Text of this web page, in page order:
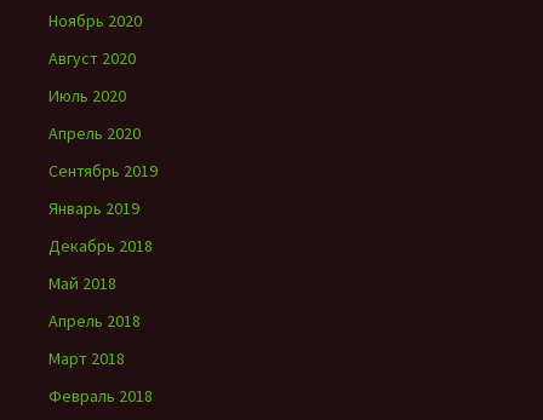
Ноябрь 2020
Август 2020
Июль 2020
Апрель 2020
Сентябрь 2019
Январь 2019
Декабрь 2018
Май 2018
Апрель 2018
Март 2018
Февраль 2018